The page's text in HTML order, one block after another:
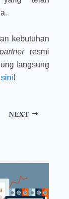
kebutuhan
partner resmi
langsung
!
NEXT